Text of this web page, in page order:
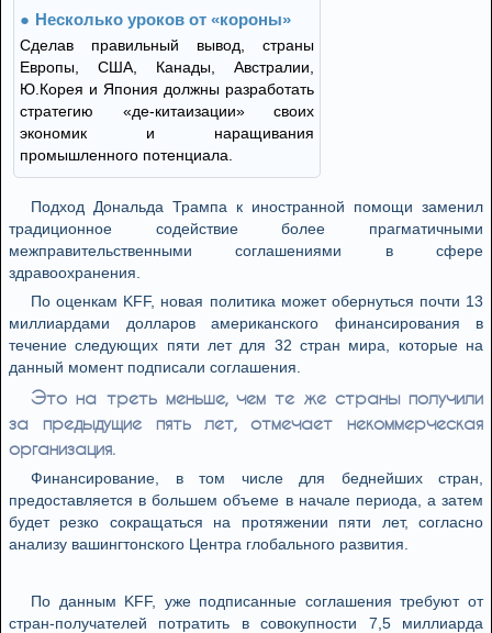
Несколько уроков от «короны»
Сделав правильный вывод, страны
Европы, США, Канады, Австралии,
Ю.Корея и Япония должны разработать
стратегию «де-китаизации» своих
экономик и наращивания
промышленного потенциала.
Подход Дональда Трампа к иностранной помощи заменил
традиционное содействие более прагматичными
межправительственными соглашениями в сфере
здравоохранения.
По оценкам KFF, новая политика может обернуться почти 13
миллиардами долларов американского финансирования в
течение следующих пяти лет для 32 стран мира, которые на
данный момент подписали соглашения.
Это на треть меньше, чем те же страны получили
за предыдущие пять лет, отмечает некоммерческая
организация.
Финансирование, в том числе для беднейших стран,
предоставляется в большем объеме в начале периода, а затем
будет резко сокращаться на протяжении пяти лет, согласно
анализу вашингтонского Центра глобального развития.
По данным KFF, уже подписанные соглашения требуют от
стран-получателей потратить в совокупности 7,5 миллиарда